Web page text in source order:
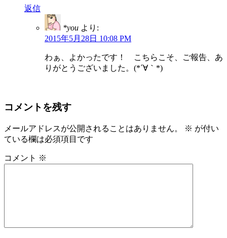
返信
*you より:
2015年5月28日 10:08 PM
わぁ、よかったです！ こちらこそ、ご報告、あ
りがとうございました。(*´∀｀*)
コメントを残す
メールアドレスが公開されることはありません。 ※ が付い
ている欄は必須項目です
コメント ※